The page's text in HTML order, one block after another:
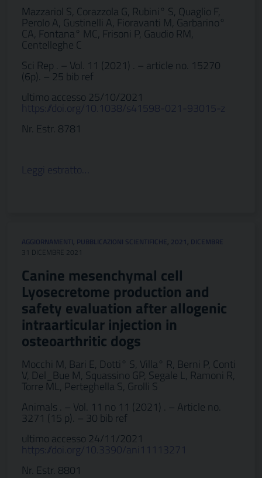
Mazzariol S, Corazzola G, Rubini° S, Quaglio F,
Perolo A, Gustinelli A, Fioravanti M, Garbarino°
CA, Fontana° MC, Frisoni P, Gaudio RM,
Centelleghe C
Sci Rep . – Vol. 11 (2021) . – article no. 15270
(6p). – 25 bib ref
ultimo accesso 25/10/2021
https://doi.org/10.1038/s41598-021-93015-z
Nr. Estr. 8781
Leggi estratto…
AGGIORNAMENTI, PUBBLICAZIONI SCIENTIFICHE, 2021 , DICEMBRE
31 DICEMBRE 2021
Canine mesenchymal cell
Lyosecretome production and
safety evaluation after allogenic
intraarticular injection in
osteoarthritic dogs
Mocchi M, Bari E, Dotti° S, Villa° R, Berni P, Conti
V, Del_Bue M, Squassino GP, Segale L, Ramoni R,
Torre ML, Perteghella S, Grolli S
Animals . – Vol. 11 no 11 (2021) . – Article no.
3271 (15 p). – 30 bib ref
ultimo accesso 24/11/2021
https://doi.org/10.3390/ani11113271
Nr. Estr. 8801